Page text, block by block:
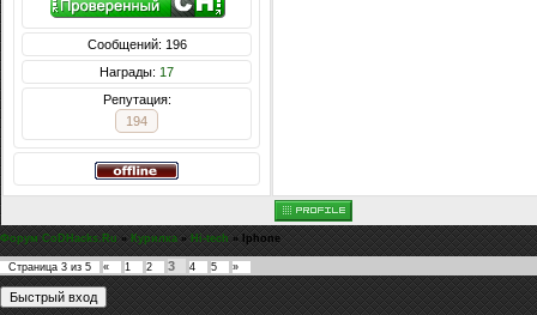
Сообщений: 196
Награды: 17
Репутация:
194
Форум CoDHacks.Ru » Курилка » Hi-tech » Iphone
Страница 3 из 5 « 1 2 3 4 5 »